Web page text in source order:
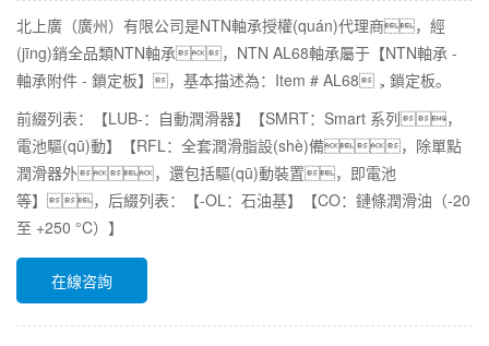
北上廣（廣州）有限公司是NTN軸承授權(quán)代理商，經
(jīng)銷全品類NTN軸承，NTN AL68軸承屬于【NTN軸承 -
軸承附件 - 鎖定板】，基本描述為：Item # AL68，鎖定板。
前綴列表：【LUB-：自動潤滑器】【SMRT：Smart 系列，
電池驅(qū)動】【RFL：全套潤滑脂設(shè)備，除單點
潤滑器外，還包括驅(qū)動裝置，即電池
等】，后綴列表：【-OL：石油基】【CO：鏈條潤滑油（-20
至 +250 °C）】
在線咨詢